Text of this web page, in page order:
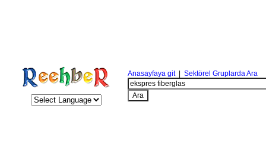
Anasayfaya git| Sektörel Gruplarda Ara